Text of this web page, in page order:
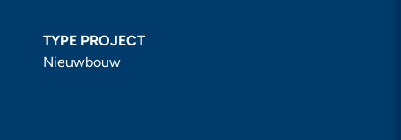
TYPE PROJECT
Nieuwbouw